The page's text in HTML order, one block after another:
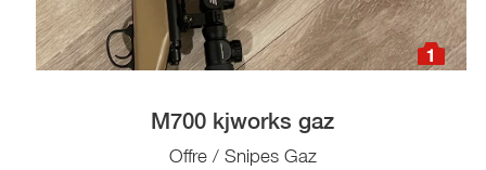
1
M700 kjworks gaz
Offre / Snipes Gaz